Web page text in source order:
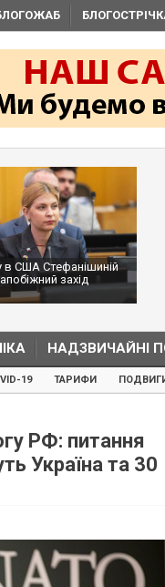
в США Стефанішиній
захід
НАДЗВИЧАЙНІ
19 ТАРИФИ
РФ: питання
Україна та 30